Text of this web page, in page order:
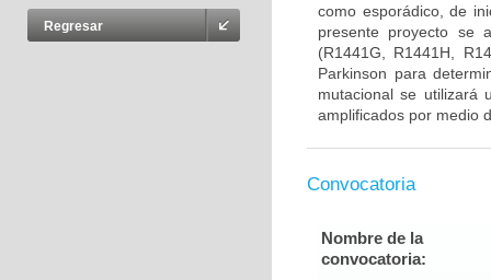
Regresar
como esporádico, de
presente proyecto se
(R1441G, R1441H,
Parkinson para
mutacional se utilizará
amplificados por medio
Convocatoria
Nombre de la
convocatoria: